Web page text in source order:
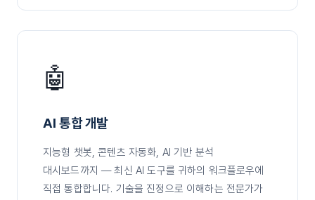
🤖
AI 통합 개발
지능형 챗봇, 콘텐츠 자동화, AI 기반 분석
대시보드까지 — 최신 AI 도구를 귀하의 워크플로우에
직접 통합합니다. 기술을 진정으로 이해하는 전문가가